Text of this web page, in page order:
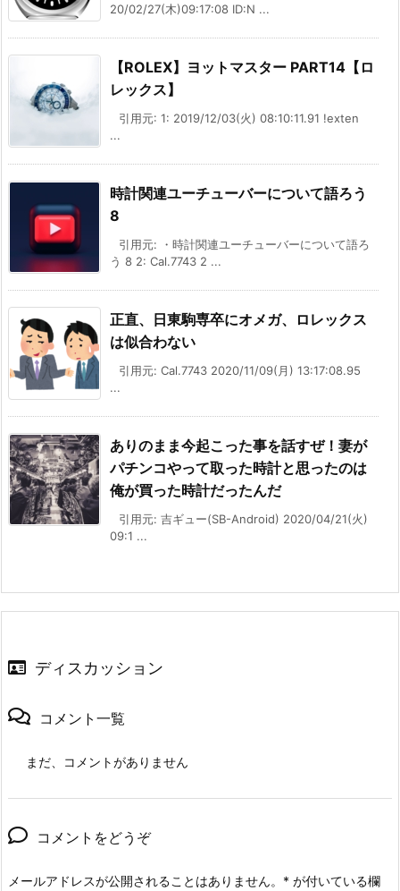
20/02/27(木)09:17:08 ID:N ...
【ROLEX】ヨットマスター PART14【ロ
レックス】
引用元: 1: 2019/12/03(火) 08:10:11.91 !exten
...
時計関連ユーチューバーについて語ろう
8
引用元: ・時計関連ユーチューバーについて語ろ
う 8 2: Cal.7743 2 ...
正直、日東駒専卒にオメガ、ロレックス
は似合わない
引用元: Cal.7743 2020/11/09(月) 13:17:08.95
...
ありのまま今起こった事を話すぜ！妻が
パチンコやって取った時計と思ったのは
俺が買った時計だったんだ
引用元: 吉ギュー(SB-Android) 2020/04/21(火)
09:1 ...
ディスカッション
コメント一覧
まだ、コメントがありません
コメントをどうぞ
メールアドレスが公開されることはありません。 * が付いている欄